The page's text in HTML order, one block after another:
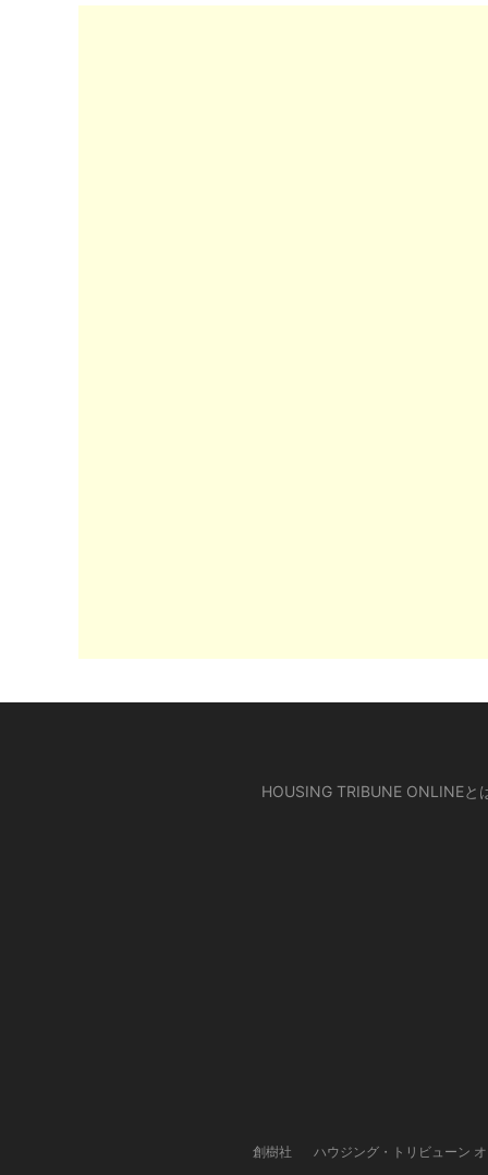
HOUSING TRIBUNE ONLINEと
創樹社 ハウジング・トリビューン